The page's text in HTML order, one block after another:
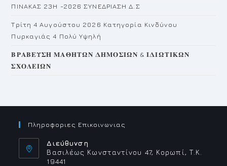
ΠΙΝΑΚΑΣ 23H -2026 ΣΥΝΕΔΡΙΑΣΗ Δ.Σ
Τρίτη 4 Αυγούστου 2026 Κατηγορία Κινδύνου
Πυρκαγιάς 4 Πολύ Υψηλή
𝚩𝚸𝚨𝚩𝚬𝚼𝚺𝚮 𝚳𝚨𝚯𝚮𝚻𝛀𝚴 𝚫𝚮𝚳𝚶𝚺𝚰𝛀𝚴 & 𝚰𝚫𝚰𝛀𝚻𝚰𝚱𝛀𝚴
𝚺𝚾𝚶𝚲𝚬𝚰𝛀𝚴
Πληροφοριες Επικοινωνιας
Διεύθυνση
Βασιλέως Κωνσταντίνου 47, Κορωπί, Τ.Κ.
19441